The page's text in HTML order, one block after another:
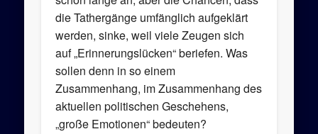
die Tathergänge umfänglich aufgeklärt
werden, sinke, weil viele Zeugen sich
auf „Erinnerungslücken“ beriefen. Was
sollen denn in so einem
Zusammenhang, im Zusammenhang des
aktuellen politischen Geschehens,
„große Emotionen“ bedeuten?